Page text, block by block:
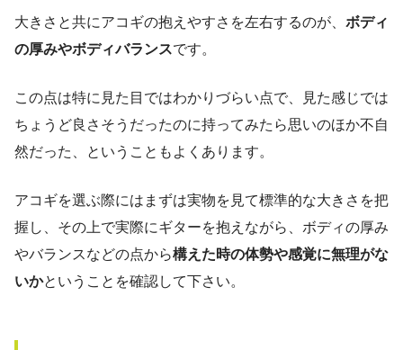
大きさと共にアコギの抱えやすさを左右するのが、 ボディ
の厚みやボディバランスです。
この点は特に見た目ではわかりづらい点で、見た感じでは
ちょうど良さそうだったのに持ってみたら思いのほか不自
然だった、ということもよくあります。
アコギを選ぶ際にはまずは実物を見て標準的な大きさを把
握し、その上で実際にギターを抱えながら、ボディの厚み
やバランスなどの点から構えた時の体勢や感覚に無理がな
いかということを確認して下さい。